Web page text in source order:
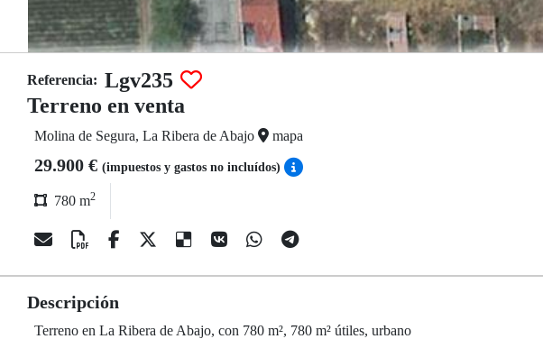
Referencia: Lgv235
Terreno en venta
Molina de Segura, La Ribera de Abajo mapa
29.900 € (impuestos y gastos no incluídos)
780 m2
Descripción
Terreno en La Ribera de Abajo, con 780 m², 780 m² útiles, urbano